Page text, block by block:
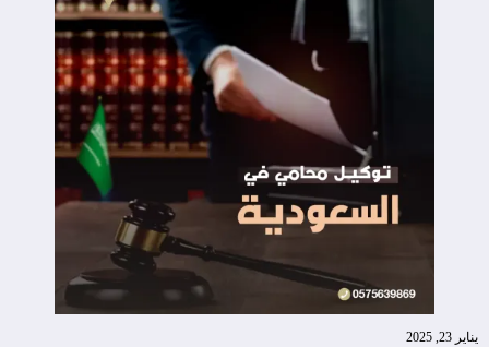
يناير 23, 2025